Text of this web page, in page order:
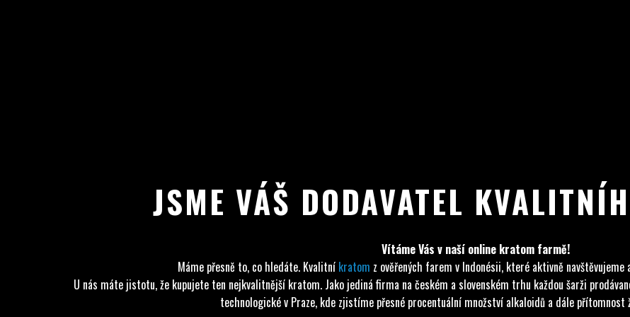
JSME VÁŠ DODAVATEL
Vítáme Vás v naší online kratom farmě!
Máme přesně to, co hledáte. Kvalitní kratom z ověřených farem v Indonésii, které aktivně
U nás máte jistotu, že kupujete ten nejkvalitnější kratom. Jako jediná firma na českém a slovenském trhu každou šarži
technologické v Praze, kde zjistíme přesné procentuální množství alkaloidů a dále přítomnost